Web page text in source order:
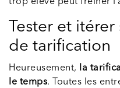
trop élevé peut freiner
Tester et
de tarification
Heureusement, la
le temps. Toutes les